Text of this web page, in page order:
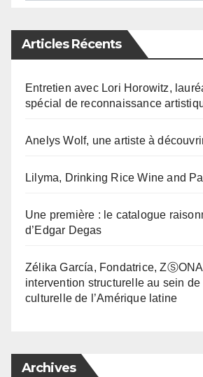
Articles Récents
Entretien avec Lori Horowitz,
spécial de reconnaissance
Anelys Wolf, une artiste à
Lilyma, Drinking Rice Wine and
Une première : le catalogue
d’Edgar Degas
Zélika García, Fondatrice,
intervention structurelle au sein de
culturelle de l’Amérique latine
Archives